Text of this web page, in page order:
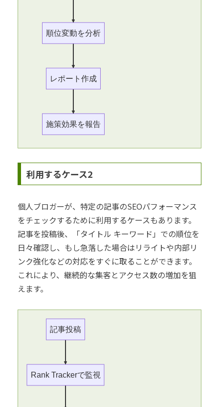
順位変動を分析
レポート作成
施策効果を報告
利用するケース2
個人ブロガーが、特定の記事のSEOパフォーマンス
をチェックするために利用するケースもあります。
記事を投稿後、「タイトル キーワード」での順位を
日々確認し、もし急落した場合はリライトや内部リ
ンク強化などの対応をすぐに取ることができます。
これにより、継続的な集客とアクセス数の増加を狙
えます。
記事投稿
Rank Trackerで監視